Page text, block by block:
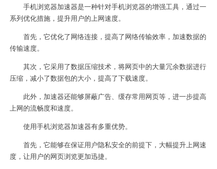
手机浏览器加速器是一种针对手机浏览器的增强工具，通过一
系列优化措施，提升用户的上网速度。
首先，它优化了网络连接，提高了网络传输效率，加速数据的
传输速度。
其次，它采用了数据压缩技术，将网页中的大量冗余数据进行
压缩，减小了数据包的大小，提高了下载速度。
此外，加速器还能够屏蔽广告、缓存常用网页等，进一步提高
上网的流畅度和速度。
使用手机浏览器加速器有多重优势。
首先，它能够在保证用户隐私安全的前提下，大幅提升上网速
度，让用户的网页浏览更加迅捷。